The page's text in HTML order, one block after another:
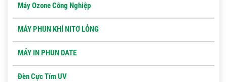
Máy Ozone Công Nghiệp
MÁY PHUN KHÍ NITƠ LỎNG
MÁY IN PHUN DATE
Đèn Cực Tím UV